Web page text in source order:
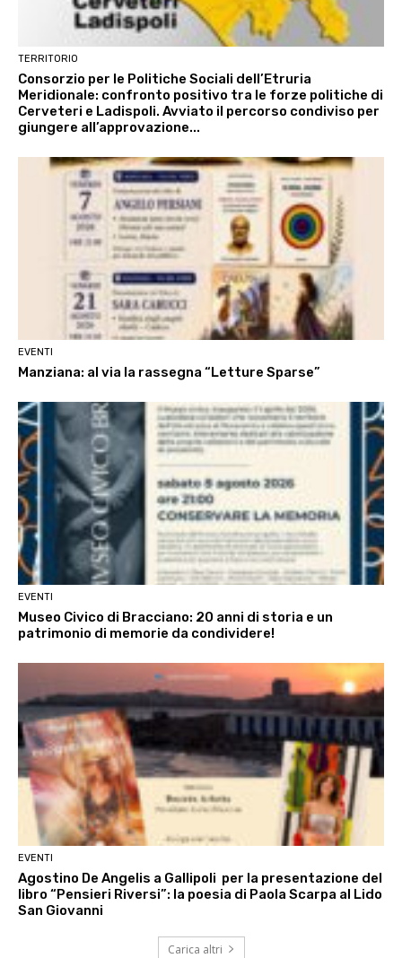
TERRITORIO
Consorzio per le Politiche Sociali dell’Etruria
Meridionale: confronto positivo tra le forze politiche di
Cerveteri e Ladispoli. Avviato il percorso condiviso per
giungere all’approvazione...
EVENTI
Manziana: al via la rassegna “Letture Sparse”
EVENTI
Museo Civico di Bracciano: 20 anni di storia e un
patrimonio di memorie da condividere!
EVENTI
Agostino De Angelis a Gallipoli per la presentazione del
libro “Pensieri Riversi”: la poesia di Paola Scarpa al Lido
San Giovanni
Carica altri